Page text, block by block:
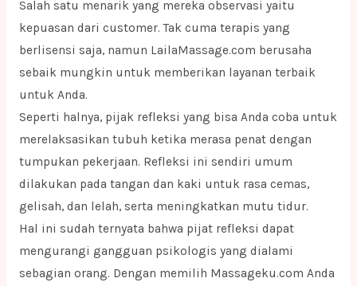
Salah satu menarik yang mereka observasi yaitu
kepuasan dari customer. Tak cuma terapis yang
berlisensi saja, namun LailaMassage.com berusaha
sebaik mungkin untuk memberikan layanan terbaik
untuk Anda.
Seperti halnya, pijak refleksi yang bisa Anda coba untuk
merelaksasikan tubuh ketika merasa penat dengan
tumpukan pekerjaan. Refleksi ini sendiri umum
dilakukan pada tangan dan kaki untuk rasa cemas,
gelisah, dan lelah, serta meningkatkan mutu tidur.
Hal ini sudah ternyata bahwa pijat refleksi dapat
mengurangi gangguan psikologis yang dialami
sebagian orang. Dengan memilih Massageku.com Anda